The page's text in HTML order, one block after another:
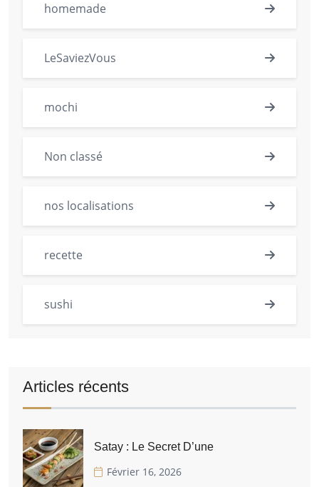
homemade
LeSaviezVous
mochi
Non classé
nos localisations
recette
sushi
Articles récents
Satay : Le Secret D’une
Février 16, 2026